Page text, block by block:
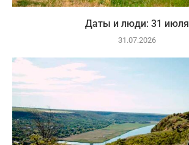
Даты и люди: 31 июля
31.07.2026